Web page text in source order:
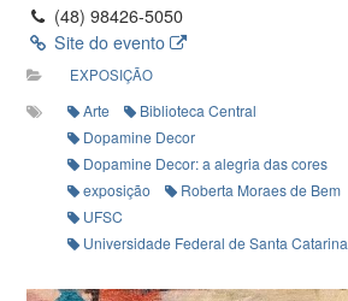
(48) 98426-5050
Site do evento
EXPOSIÇÃO
Arte
Biblioteca Central
Dopamine Decor
Dopamine Decor: a alegria das cores
exposição
Roberta Moraes de Bem
UFSC
Universidade Federal de Santa Catarina